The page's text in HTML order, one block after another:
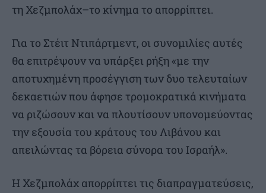
τη Χεζμπολάχ–το κίνημα το απορρίπτει.
Για το Στέιτ Ντιπάρτμεντ, οι συνομιλίες αυτές
θα επιτρέψουν να υπάρξει ρήξη «με την
αποτυχημένη προσέγγιση των δυο τελευταίων
δεκαετιών που άφησε τρομοκρατικά κινήματα
να ριζώσουν και να πλουτίσουν υπονομεύοντας
την εξουσία του κράτους του Λιβάνου και
απειλώντας τα βόρεια σύνορα του Ισραήλ».
Η Χεζμπολάχ απορρίπτει τις διαπραγματεύσεις,